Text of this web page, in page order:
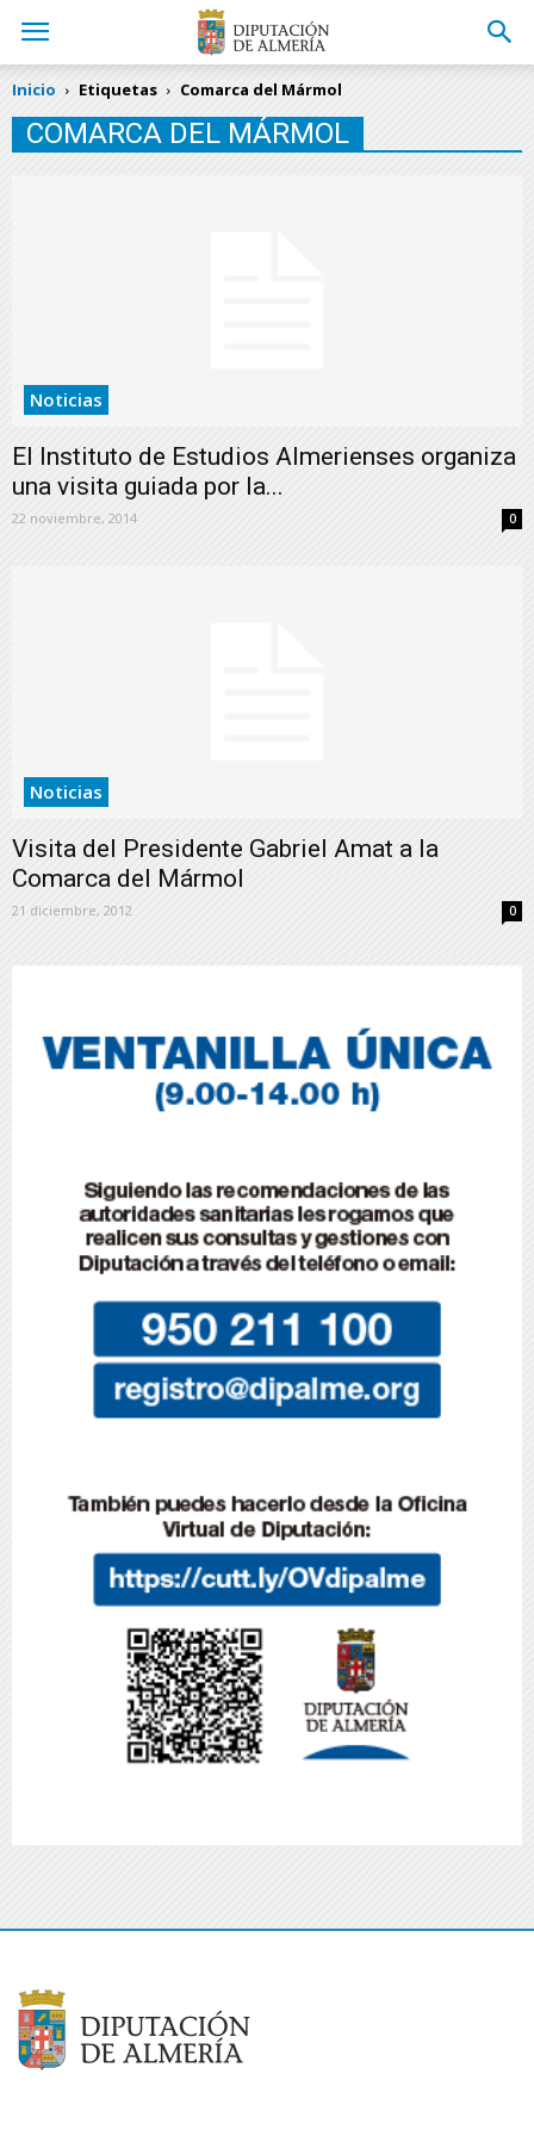
Inicio Etiquetas Comarca del Mármol
COMARCA DEL MÁRMOL
Noticias
El Instituto de Estudios Almerienses organiza
una visita guiada por la...
22 noviembre, 2014 0
Noticias
Visita del Presidente Gabriel Amat a la
Comarca del Mármol
21 diciembre, 2012 0